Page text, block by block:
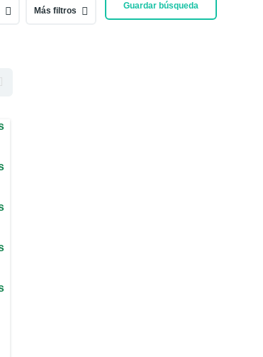
Guardar búsqueda
Más filtros